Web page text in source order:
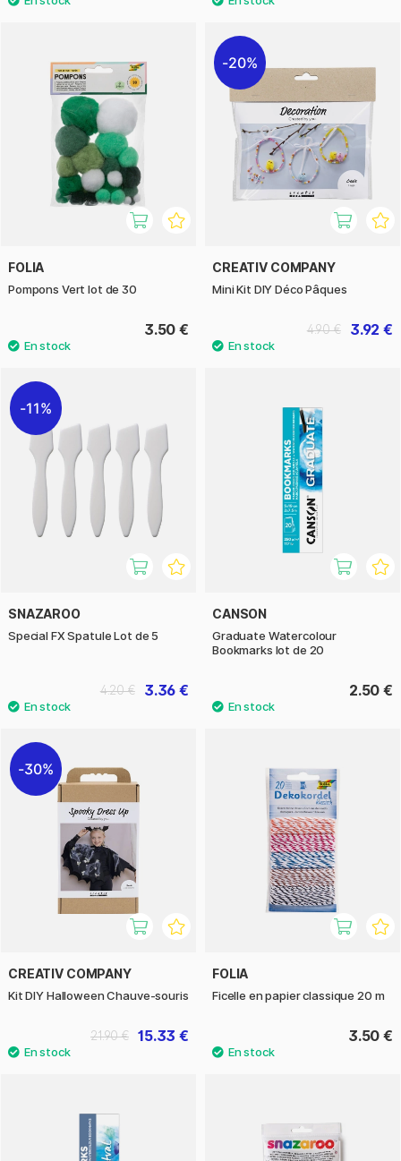
FOLIA
Pompons Vert lot de 30
3.50 €
20%
CREATIV COMPANY
Mini Kit DIY Déco Pâques
3.92 €
4.90 €
11%
SNAZAROO
Special FX Spatule Lot de 5
3.36 €
4.20 €
CANSON
Graduate Watercolour
Bookmarks lot de 20
2.50 €
30%
CREATIV COMPANY
Kit DIY Halloween Chauve-souris
15.33 €
21.90 €
FOLIA
Ficelle en papier classique 20 m
3.50 €